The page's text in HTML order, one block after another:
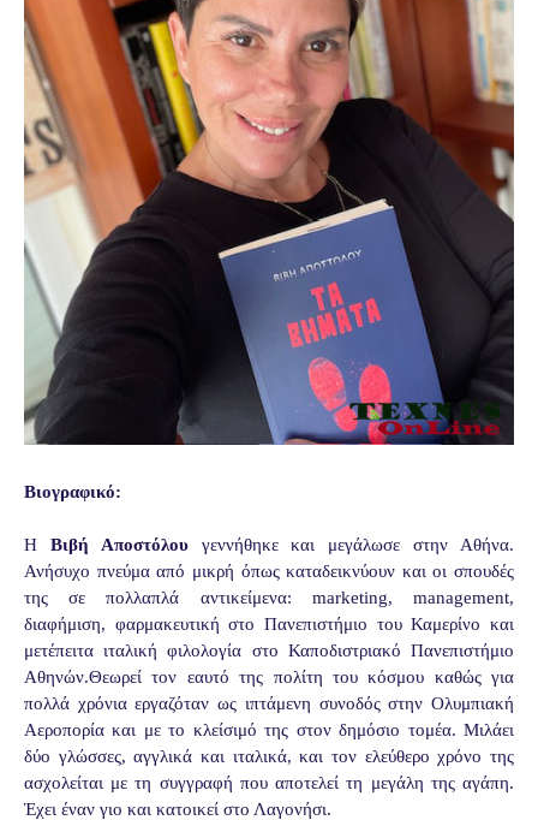
Βιογραφικό:
Η Βιβή Αποστόλουγεννήθηκε και μεγάλωσε στην Αθήνα.
Ανήσυχο πνεύμα από μικρή όπως καταδεικνύουν και οι σπουδές
της σε πολλαπλά αντικείμενα: marketing, management,
διαφήμιση, φαρμακευτική στο Πανεπιστήμιο του Καμερίνο και
μετέπειτα ιταλική φιλολογία στο Καποδιστριακό Πανεπιστήμιο
Αθηνών.Θεωρεί τον εαυτό της πολίτη του κόσμου καθώς για
πολλά χρόνια εργαζόταν ως ιπτάμενη συνοδός στην Ολυμπιακή
Αεροπορία και με το κλείσιμό της στον δημόσιο τομέα. Μιλάει
δύο γλώσσες, αγγλικά και ιταλικά, και τον ελεύθερο χρόνο της
ασχολείται με τη συγγραφή που αποτελεί τη μεγάλη της αγάπη.
Έχει έναν γιο και κατοικεί στο Λαγονήσι.